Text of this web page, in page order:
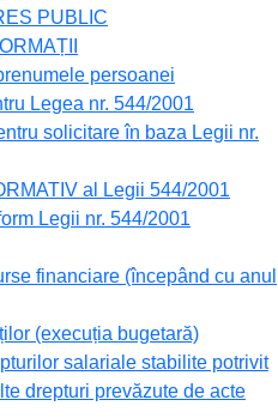
PUBLIC
persoanei
Legea nr. 544/2001
solicitare în baza Legii nr.
al Legii 544/2001
Legii nr. 544/2001
financiare (începând cu anul
(execuția bugetară)
salariale stabilite potrivit
drepturi prevăzute de acte